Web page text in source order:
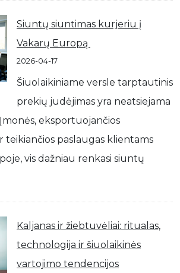
Siuntų siuntimas kurjeriu į
Vakarų Europą
2026-04-17
Šiuolaikiniame versle tarptautinis
prekių judėjimas yra neatsiejama
eksportuojančios
paslaugas klientams
vis dažniau renkasi siuntų
Kaljanas ir žiebtuvėliai: ritualas,
technologija ir šiuolaikinės
vartojimo tendencijos